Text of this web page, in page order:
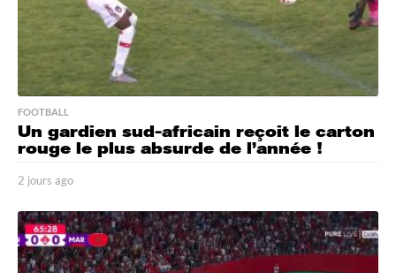
FOOTBALL
Un gardien sud-africain reçoit le carton
rouge le plus absurde de l’année !
2 jours ago
o
u
r
s